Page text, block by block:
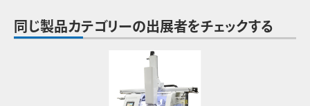
同じ製品カテゴリーの出展者をチェックする